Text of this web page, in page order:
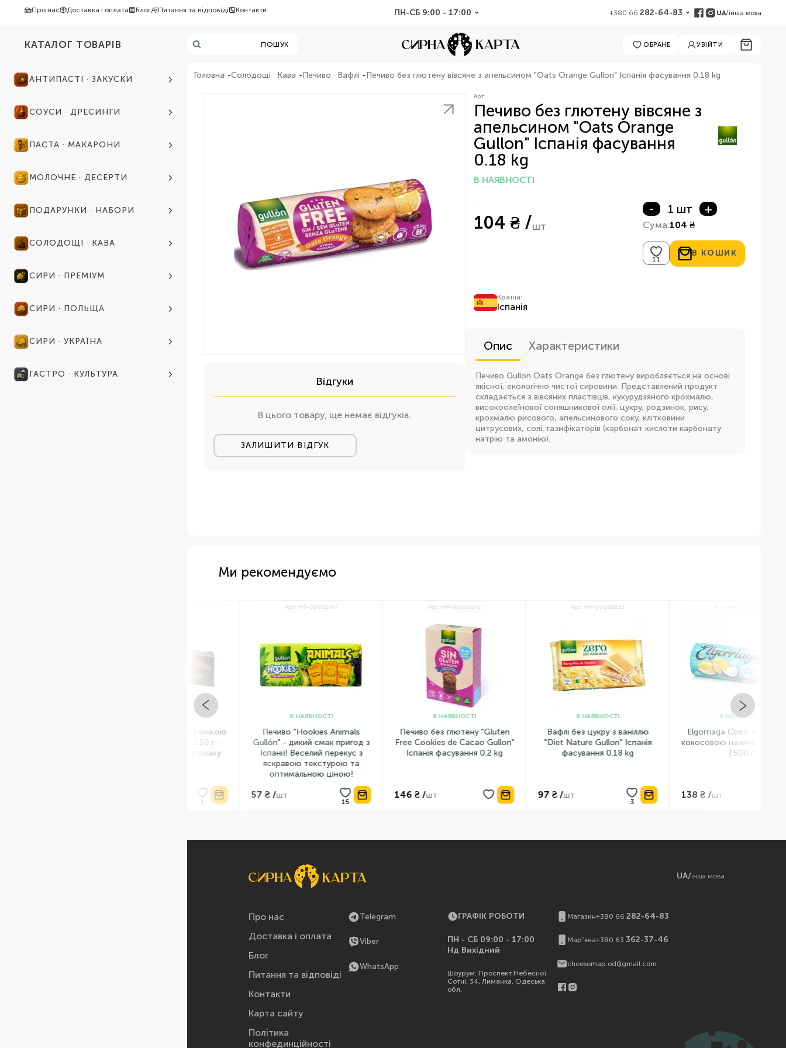
Про нас Доставка і оплата Блог Питання та відповіді Контакти ПН-СБ 9:00 - 17:00 +380 66282-64-83 UA/інша мова
КАТАЛОГ ТОВАРІВ ПОШУК ОБРАНЕ УВІЙТИ
АНТИПАСТІ · ЗАКУСКИ
СОУСИ · ДРЕСИНГИ
ПАСТА · МАКАРОНИ
МОЛОЧНЕ · ДЕСЕРТИ
ПОДАРУНКИ · НАБОРИ
СОЛОДОЩІ · КАВА
СИРИ · ПРЕМІУМ
СИРИ · ПОЛЬЩА
СИРИ · УКРАЇНА
ГАСТРО · КУЛЬТУРА
Головна Солодощі · Кава Печиво · Вафлі Печиво без глютену вівсяне з апельсином "Oats Orange Gullon" Іспанія фасування 0.18 kg
Відгуки
В цього товару, ще немає відгуків.
ЗАЛИШИТИ ВІДГУК
Арт:
Печиво без глютену вівсяне з
апельсином "Oats Orange
Gullon" Іспанія фасування
0.18 kg
В НАЯВНОСТІ
104 ₴ /шт
- 1 шт +
Сума:104 ₴
В КОШИК
Країна:
Іспанія
Опис Характеристики
Печиво Gullon Oats Orange без глютену виробляється на основі
якісної, екологічно чистої сировини. Представлений продукт
складається з вівсяних пластівців, кукурудзяного крохмалю,
високоолеїнової соняшникової олії, цукру, родзинок, рису,
крохмалю рисового, апельсинового соку, клітковини
цитрусових, солі, газифікаторів (карбонат кислоти карбонату
натрію та амонію).
Ми рекомендуємо
Арт: НФ-00001787
Печиво "Hookies Animals
Gullón" - дикий смак пригод з
Іспанії! Веселий перекус з
яскравою текстурою та
оптимальною ціною!
57 ₴ /
Арт: НФ-00001672
Печиво без глютену "Gluten
Free Cookies de Cacao Gullon"
Іспанія фасування 0.2 kg
146 ₴ / шт
Арт: НФ-00001833
Вафлі без цукру з ваніллю
"Diet Nature Gullon" Іспанія
фасування 0.18 kg
97 ₴ /
Elgorriaga Coco — Печиво з
кокосовою начинкою | Іспанія
138 ₴ /
UA/інша мова
Про нас
Доставка і оплата
Блог
Питання та відповіді
Контакти
Карта сайту
Політика
конфединційності
Telegram
Viber
WhatsApp
ГРАФІК РОБОТИ
ПН - СБ 09:00 - 17:00
Нд Вихідний
Шоурум: Проспект Небесної
Сотні, 34, Лиманка, Одеська
обл.
Магазин+380 66 282-64-83
Марʼяна+380 63 362-37-46
cheesemap.od@gmail.com